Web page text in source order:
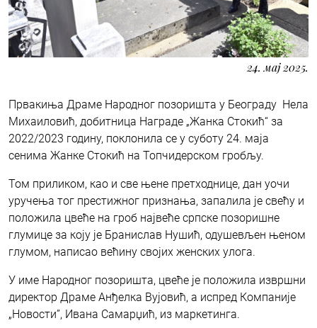
24. мај 2025.
Првакиња Драме Народног позоришта у Београду Нела
Михаиловић, добитница Награде „Жанкa Стокић“ за
2022/2023 годину, поклонила се у суботу 24. маја
сенима Жанке Стокић на Топчидерском гробљу.
Том приликом, као и све њене претходнице, дан уочи
уручења тог престижног признања, запалила је свећу и
положила цвеће на гроб највеће српске позоришне
глумице за коју је Бранислав Нушић, одушевљен њеном
глумом, написао већину својих женских улога.
У име Народног позоришта, цвеће је положила извршни
директор Драме Анђелка Вујовић, а испред Компаније
„Новости”, Ивана Самарџић, из маркетинга.